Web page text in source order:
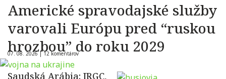
Americké spravodajské služby
varovali Európu pred “ruskou
hrozbou” do roku 2029
07. 08. 2026 |12 komentárov
Saudská Arábia: IRGC,